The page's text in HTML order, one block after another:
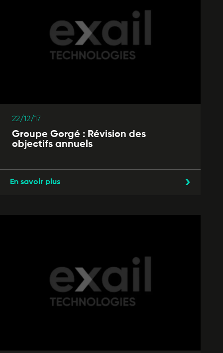
22/12/17
Groupe Gorgé : Révision des
objectifs annuels
En savoir plus